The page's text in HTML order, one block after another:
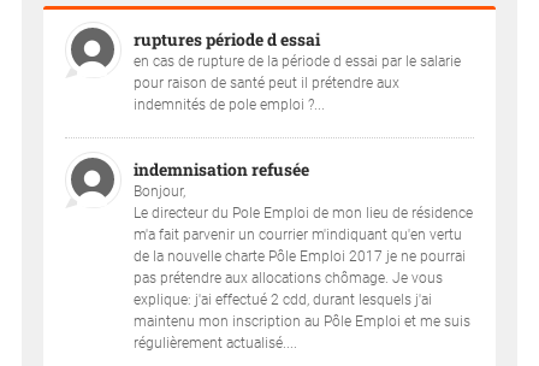
ruptures période d essai
en cas de rupture de la période d essai par le salarie
pour raison de santé peut il prétendre aux
indemnités de pole emploi ?...
indemnisation refusée
Bonjour,
Le directeur du Pole Emploi de mon lieu de résidence
m'a fait parvenir un courrier m'indiquant qu'en vertu
de la nouvelle charte Pôle Emploi 2017 je ne pourrai
pas prétendre aux allocations chômage. Je vous
explique: j'ai effectué 2 cdd, durant lesquels j'ai
maintenu mon inscription au Pôle Emploi et me suis
régulièrement actualisé....